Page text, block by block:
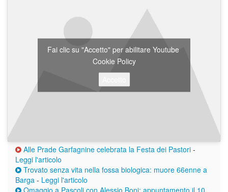
Fai clic su "Accetto" per abilitare Youtube
Cookie Policy
Alle Prade Garfagnine celebrata la Festa dei Pastori -
Leggi l'articolo
Trovato senza vita nella fossa biologica: muore 66enne a
Barga - Leggi l'articolo